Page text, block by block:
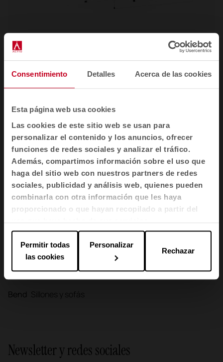
Consentimiento Detalles Acerca de las cookies
Esta página web usa cookies
Las cookies de este sitio web se usan para
personalizar el contenido y los anuncios, ofrecer
funciones de redes sociales y analizar el tráfico.
Además, compartimos información sobre el uso que
haga del sitio web con nuestros partners de redes
sociales, publicidad y análisis web, quienes pueden
combinarla con otra información que les haya
proporcionado o que hayan recopilado a partir del
uso que haya hecho de sus servicios.
Permitir todas
las cookies
Personalizar
Rechazar
Mesa auxiliar Bend
Bend Sillones y sofás
Newsletter y redes sociales